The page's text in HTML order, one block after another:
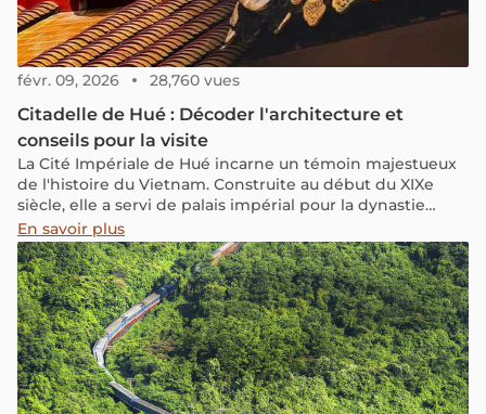
févr. 09, 2026 28,760 vues
Citadelle de Hué : Décoder l'architecture et
conseils pour la visite
La Cité Impériale de Hué incarne un témoin majestueux
de l'histoire du Vietnam. Construite au début du XIXe
siècle, elle a servi de palais impérial pour la dynastie
Nguyen jusqu'à sa chute en 1945. Plus d'un siècle après,
cette imposante cité se dresse comme un gardien, prête
à vous dévoiler les secrets et récits captivants de son
passé. Cet article vous invite à découvrir les aspects
méconnus de cet héritage du patrimoine mondial de
l'UNESCO, ainsi que des informations pratiques pour
réussir pleinement votre visite.
En savoir plus